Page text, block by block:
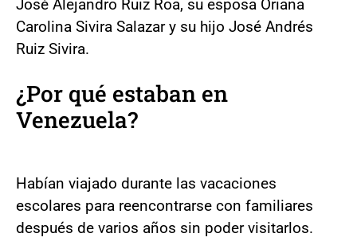
José Alejandro Ruiz Roa, su esposa Oriana
Carolina Sivira Salazar y su hijo José Andrés
Ruiz Sivira.
¿Por qué estaban en
Venezuela?
Habían viajado durante las vacaciones
escolares para reencontrarse con familiares
después de varios años sin poder visitarlos.